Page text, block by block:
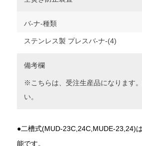
バ-ナ-種類
ステンレス製 プレスバ-ナ-(4)
備考欄
※こちらは、受注生産品になります
い。
●二槽式(MUD-23C,24C,MUDE-23,24)
能です。